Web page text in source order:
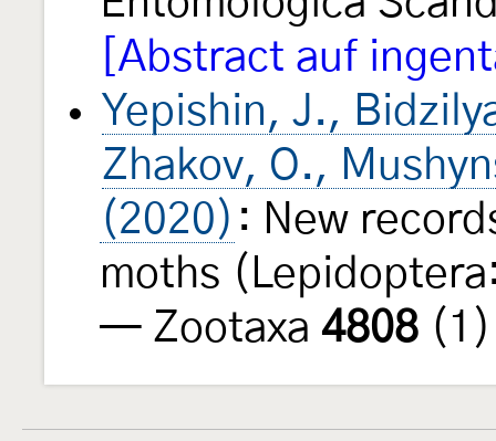
[Abstract auf
Yepishin, J.,
Zhakov, O.,
(2020) : New
moths
— Zootaxa 4808